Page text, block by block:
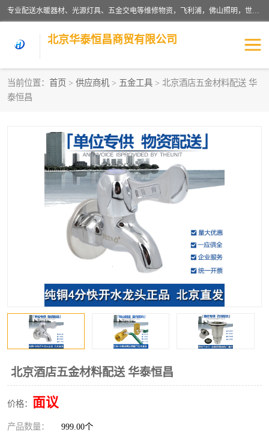
专业配送水暖器材、光源灯具、五金交电等维修物资，飞利浦，佛山照明，世达，博世，九牧，特陶等各产品涉及国内外知名品牌。公司专注与物业、学校、酒店、工厂等单位合作，提供一站式配送服务，降低客户综合成本。依托电子商务改变传统模式，以专业的团队为客户提供24H物资配送到达，货到月结、统一开票，便捷退换等服务，提高了企业的运营效率。
北京华泰恒昌商贸有限公司
当前位置： 首页 > 供应商机 > 五金工具 > 北京酒店五金材料配送 华
泰恒昌
北京酒店五金材料配送 华泰恒昌
价格： 面议
产品数量： 999.00个
水暖阀门
五金工具 涂料辅材